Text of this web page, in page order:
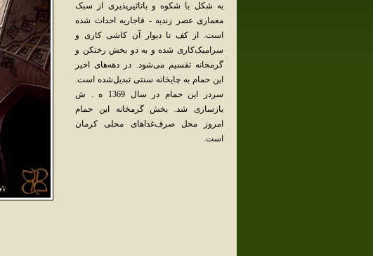
به‌ شکل‌ با شکوه‌ و باتاثیرپذیری‌ از سبک‌
معماری‌ عصر زندیه‌ - قاجاریه‌ احداث‌ شده‌
است‌. از کف‌ تا دیوار آن‌ کاشی‌ کاری‌ و
سرامیک‌کاری‌ شده‌ و به‌ دو بخش‌ رختکن‌ و
گرمخانه‌ تقسیم‌ می‌شود. در دهه‌های‌ اخیر
این‌ حمام‌ به‌ چایخانه‌ سنتی‌ تبدیل‌شده‌ است‌.
سردر این‌ حمام‌ در سال‌ 1369 ه . ش‌
بازسازی‌ شد. بخش‌ گرمخانه‌ این‌ حمام‌
امروز محل‌ صرف‌غذاهای‌ محلی‌ کرمان‌
است‌.